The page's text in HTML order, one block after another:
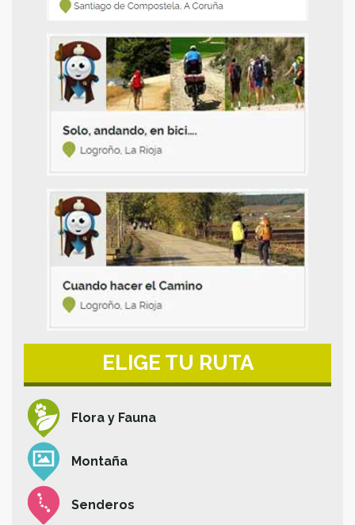
ELIGE TU RUTA
Flora y Fauna
Montaña
Senderos